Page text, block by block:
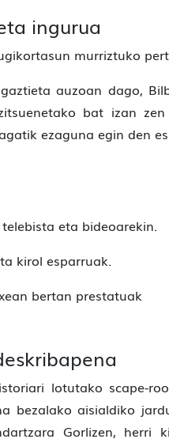
ingurua
murriztuko
auzoan dago,
bat izan
ezaguna egin den
eta bideoarekin.
kirol esparruak.
bertan prestatuak
lotutako scape-
bezalako aisialdiko
Gorlizen, herri